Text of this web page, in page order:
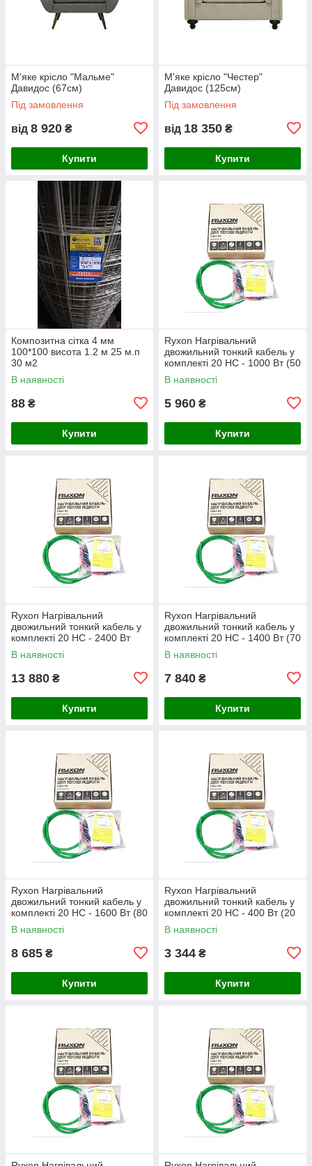
М'яке крісло "Мальме"
Давидос (67см)
Під замовлення
від 8 920 ₴
Купити
М'яке крісло "Честер"
Давидос (125см)
Під замовлення
від 18 350 ₴
Купити
Композитна сітка 4 мм
100*100 висота 1.2 м 25 м.п
30 м2
В наявності
88 ₴
Купити
Ryxon Нагрівальний
двожильний тонкий кабель у
комплекті 20 HC - 1000 Вт (50
м)
В наявності
5 960 ₴
Купити
Ryxon Нагрівальний
двожильний тонкий кабель у
комплекті 20 HC - 2400 Вт
(120 м)
В наявності
13 880 ₴
Купити
Ryxon Нагрівальний
двожильний тонкий кабель у
комплекті 20 HC - 1400 Вт (70
м)
В наявності
7 840 ₴
Купити
Ryxon Нагрівальний
двожильний тонкий кабель у
комплекті 20 HC - 1600 Вт (80
м)
В наявності
8 685 ₴
Купити
Ryxon Нагрівальний
двожильний тонкий кабель у
комплекті 20 HC - 400 Вт (20
м)
В наявності
3 344 ₴
Купити